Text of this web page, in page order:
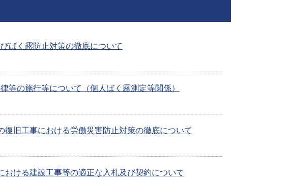
ばく露防止対策の徹底について
等の施行等について（個人ばく露測定等関係）
復旧工事における労働災害防止対策の徹底について
おける建設工事等の適正な入札及び契約について